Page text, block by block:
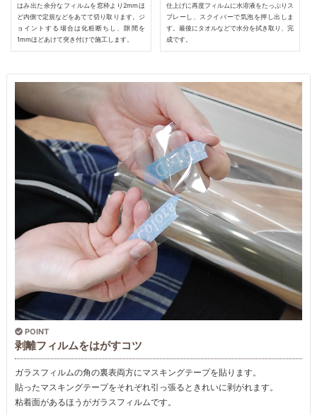
はみ出た余分なフィルムを窓枠より2mmほ
ど内側で定規などをあてて切り取ります。ジ
ョイントする場合は化粧断ちし、隙間を
1mmほどあけて突き付けで施工します。
仕上げに再度フィルムに水溶液をたっぷりス
プレーし、スクイバーで気泡を押し出しま
す。最後にタオルなどで水分を拭き取り、完
成です。
POINT
剥離フィルムをはがすコツ
ガラスフィルムの角の裏表両方にマスキングテープを貼ります。
貼ったマスキングテープをそれぞれ引っ張るときれいに剥がれます。
粘着面があるほうがガラスフィルムです。